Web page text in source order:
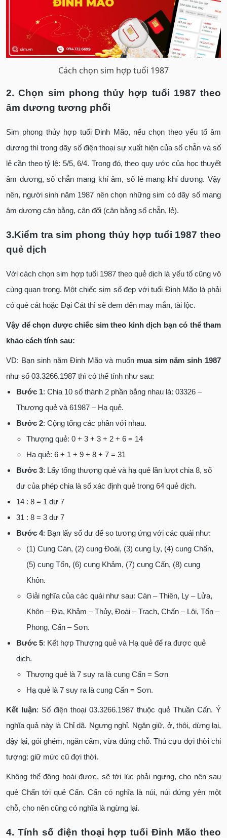
Cách chọn sim hợp tuổi 1987
2. Chọn sim phong thủy hợp tuổi 1987 theo
âm dương tương phối
Sim phong thủy hợp tuổi Đinh Mão, nếu chọn theo yếu tố âm
dương thì trong dãy số điện thoại sự xuất hiện của số chẵn và số
lẻ cần theo tỷ lệ: 5/5, 6/4. Trong đó, theo quy ước của học thuyết
âm dương, số chẵn mang khí âm, số lẻ mang khí dương. Vậy
nên, người sinh năm 1987 nên chọn những sim có dãy số mang
âm dương cân bằng, cân đối (cân bằng số chẵn, lẻ).
3.Kiểm tra sim phong thủy hợp tuổi 1987 theo
quẻ dịch
Với cách chọn sim hợp tuổi 1987 theo quẻ dịch là yếu tố cũng vô
cùng quan trọng. Một chiếc sim số đẹp với tuổi Đinh Mão là phải
có quẻ cát hoặc Đại Cát thì sẽ đem đến may mắn, tài lộc.
Vậy để chọn được chiếc sim theo kinh dịch bạn có thể tham
khảo cách tính sau:
VD: Bạn sinh năm Đinh Mão và muốn mua sim năm sinh 1987
như số 03.3266.1987 thì có thể tính như sau:
Bước 1: Chia 10 số thành 2 phần bằng nhau là: 03326 –
Thượng quẻ và 61987 – Hạ quẻ.
Bước 2: Cộng tổng các phần với nhau.
Thượng quẻ: 0 + 3 + 3 + 2 + 6 = 14
Hạ quẻ: 6 + 1 + 9 + 8 + 7 = 31
Bước 3: Lấy tổng thượng quẻ và hạ quẻ lần lượt chia 8, số
dư của phép chia là số xác định quẻ trong 64 quẻ dịch.
14 : 8 = 1 dư 7
31 : 8 = 3 dư 7
Bước 4: Bạn lấy số dư để so tương ứng với các quái như:
(1) Cung Càn, (2) cung Đoài, (3) cung Ly, (4) cung Chấn,
(5) cung Tốn, (6) cung Khảm, (7) cung Cấn, (8) cung
Khôn.
Giải nghĩa của các quái như sau: Càn – Thiên, Ly – Lửa,
Khôn – Địa, Khảm – Thủy, Đoài – Trạch, Chấn – Lôi, Tốn –
Phong, Cấn – Sơn.
Bước 5: Kết hợp Thượng quẻ và Hạ quẻ để ra được quẻ
dịch.
Thượng quẻ là 7 suy ra là cung Cấn = Sơn
Hạ quẻ là 7 suy ra là cung Cấn = Sơn.
Kết luận: Số điện thoại 03.3266.1987 thuộc quẻ Thuần Cấn. Ý
nghĩa quả này là Chỉ dã. Ngưng nghỉ. Ngăn giữ, ở, thôi, dừng lại,
đậy lại, gói ghém, ngăn cấm, vừa đúng chỗ. Thủ cựu đợi thời chi
tượng: giữ mức cũ đợi thời.
Không thể động hoài được, sẽ tới lúc phải ngưng, cho nên sau
quẻ Chấn tới quẻ Cấn. Cấn có nghĩa là núi, núi đứng yên một
chỗ, cho nên cũng có nghĩa là ngừng lại.
4. Tính số điện thoại hợp tuổi Đinh Mão theo